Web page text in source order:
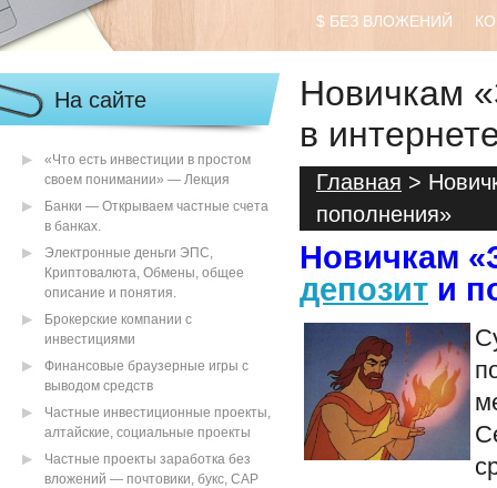
$ БЕЗ ВЛОЖЕНИЙ
На сайте
«Что есть инвестиции в простом
своем понимании» — Лекция
Банки — Открываем частные счета
в банках.
Электронные деньги ЭПС,
Криптовалюта, Обмены, общее
описание и понятия.
Брокерские компании с
инвестициями
Финансовые браузерные игры с
выводом средств
Частные инвестиционные проекты,
алтайские, социальные проекты
Частные проекты заработка без
вложений — почтовики, букс, САР
Новичкам
в
Главная >
пополнения»
Новичкам
депозит и